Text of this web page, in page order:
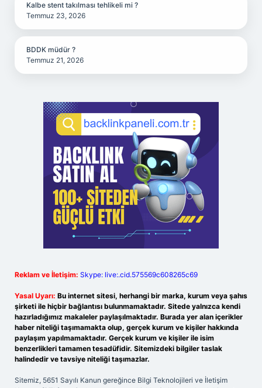
Kalbe stent takılması tehlikeli mi ?
Temmuz 23, 2026
BDDK müdür ?
Temmuz 21, 2026
Reklam ve İletişim: Skype: live:.cid.575569c608265c69
Yasal Uyarı: Bu internet sitesi, herhangi bir marka, kurum veya şahıs
şirketi ile hiçbir bağlantısı bulunmamaktadır. Sitede yalnızca kendi
hazırladığımız makaleler paylaşılmaktadır. Burada yer alan içerikler
haber niteliği taşımamakta olup, gerçek kurum ve kişiler hakkında
paylaşım yapılmamaktadır. Gerçek kurum ve kişiler ile isim
benzerlikleri tamamen tesadüfidir. Sitemizdeki bilgiler taslak
halindedir ve tavsiye niteliği taşımazlar.
Sitemiz, 5651 Sayılı Kanun gereğince Bilgi Teknolojileri ve İletişim